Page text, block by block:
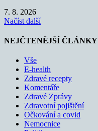
7. 8. 2026
Načíst další
NEJČTENĚJŠÍ ČLÁNKY
Vše
E-health
Zdravé recepty
Komentáře
Zdravé Zprávy
Zdravotní pojištění
Očkování a covid
Nemocnice